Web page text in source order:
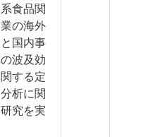
食品関
の海外
国内事
波及効
する定
析に関
究を実